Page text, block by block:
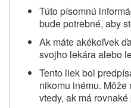
Túto písomnú
bude potrebné, aby
Ak máte akékoľvek
svojho lekára alebo
Tento liek bol
nikomu inému.
vtedy, ak má